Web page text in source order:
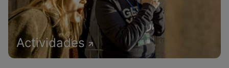
Actividades